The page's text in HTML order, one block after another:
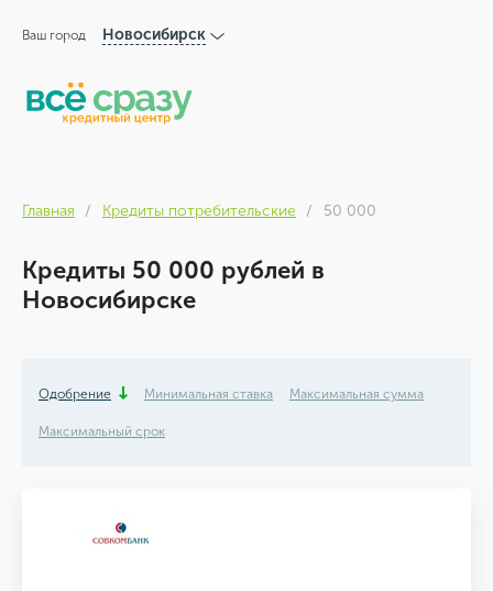
Ваш город Новосибирск
Главная Кредиты потребительские 50 000
Кредиты 50 000 рублей в
Новосибирске
Одобрение Минимальная ставка Максимальная сумма
Максимальный срок